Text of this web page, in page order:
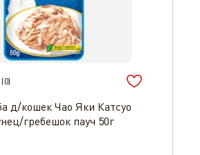
(0)
д/кошек Чао Яки Катсуо
гребешок пауч 50г